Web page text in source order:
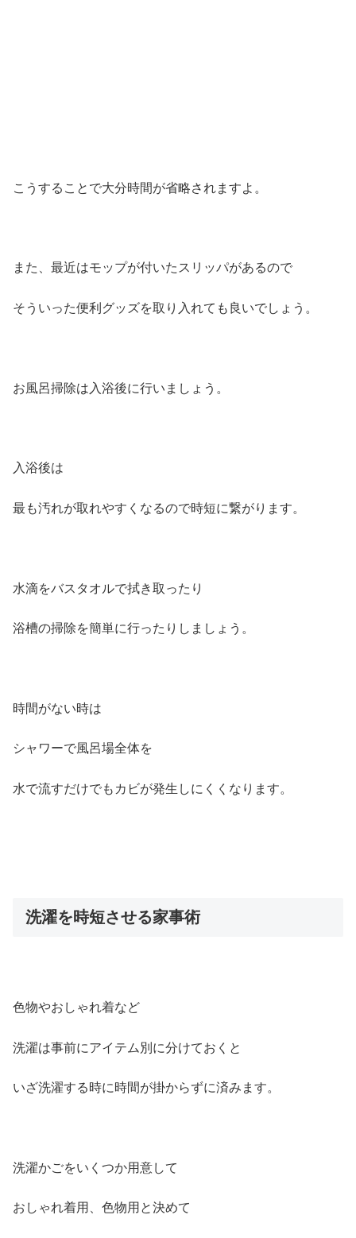
こうすることで大分時間が省略されますよ。
また、最近はモップが付いたスリッパがあるので
そういった便利グッズを取り入れても良いでしょう。
お風呂掃除は入浴後に行いましょう。
入浴後は
最も汚れが取れやすくなるので時短に繋がります。
水滴をバスタオルで拭き取ったり
浴槽の掃除を簡単に行ったりしましょう。
時間がない時は
シャワーで風呂場全体を
水で流すだけでもカビが発生しにくくなります。
洗濯を時短させる家事術
色物やおしゃれ着など
洗濯は事前にアイテム別に分けておくと
いざ洗濯する時に時間が掛からずに済みます。
洗濯かごをいくつか用意して
おしゃれ着用、色物用と決めて